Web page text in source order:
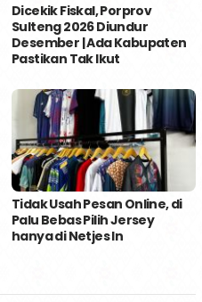
Dicekik Fiskal, Porprov
Sulteng 2026 Diundur
Desember | Ada Kabupaten
Pastikan Tak Ikut
Tidak Usah Pesan Online, di
Palu Bebas Pilih Jersey
hanya di Netjes In